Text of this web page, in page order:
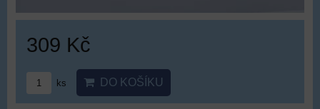
309 Kč
ks DO KOŠÍKU